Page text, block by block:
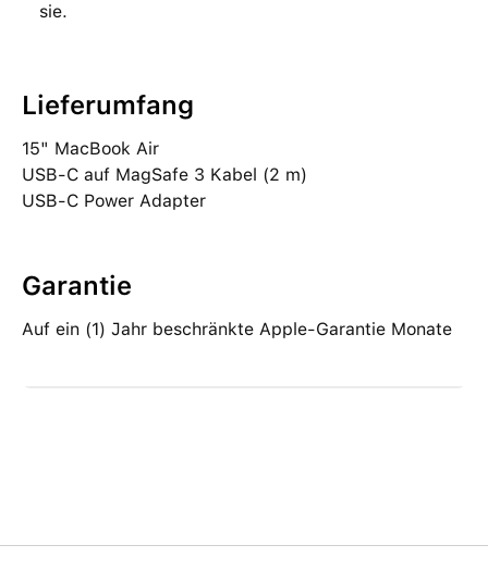
sie.
Lieferumfang
15" MacBook Air
USB‑C auf MagSafe 3 Kabel (2 m)
USB‑C Power Adapter
Garantie
Auf ein (1) Jahr beschränkte Apple-Garantie Monate